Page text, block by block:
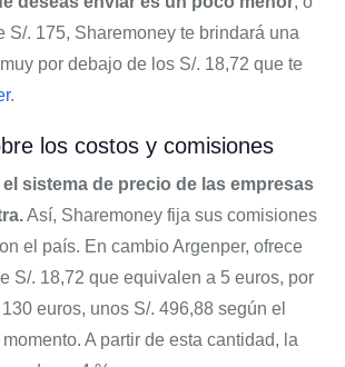
S/. 175, Sharemoney te brindará una
por debajo de los S/. 18,72 que te
.
los costos y comisiones
el sistema de precio de las empresas
Así, Sharemoney fija sus comisiones
el país. En cambio Argenper, ofrece
S/. 18,72 que equivalen a 5 euros, por
euros, unos S/. 496,88 según el
A partir de esta cantidad, la